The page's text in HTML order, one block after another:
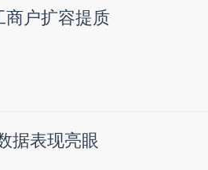
商户扩容提质
据表现亮眼